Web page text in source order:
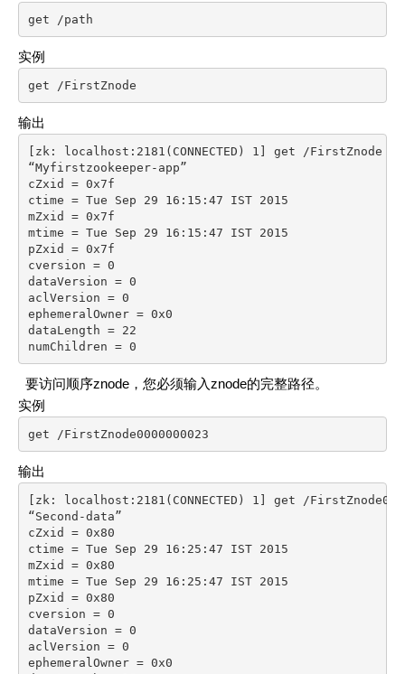
get /path
实例
get /FirstZnode
输出
[zk: localhost:2181(CONNECTED) 1] get /FirstZnode
“Myfirstzookeeper-app”
cZxid = 0x7f
ctime = Tue Sep 29 16:15:47 IST 2015
mZxid = 0x7f
mtime = Tue Sep 29 16:15:47 IST 2015
pZxid = 0x7f
cversion = 0
dataVersion = 0
aclVersion = 0
ephemeralOwner = 0x0
dataLength = 22
numChildren = 0
要访问顺序znode，您必须输入znode的完整路径。
实例
get /FirstZnode0000000023
输出
[zk: localhost:2181(CONNECTED) 1] get /
“Second-data”
cZxid = 0x80
ctime = Tue Sep 29 16:25:47 IST 2015
mZxid = 0x80
mtime = Tue Sep 29 16:25:47 IST 2015
pZxid = 0x80
cversion = 0
dataVersion = 0
aclVersion = 0
ephemeralOwner = 0x0